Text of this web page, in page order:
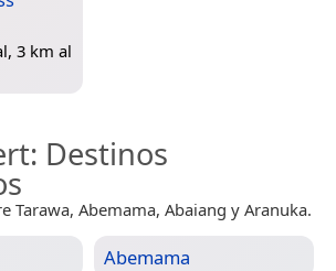
3 km al
: Destinos
Tarawa, Abemama, Abaiang y Aranuka.
Abemama